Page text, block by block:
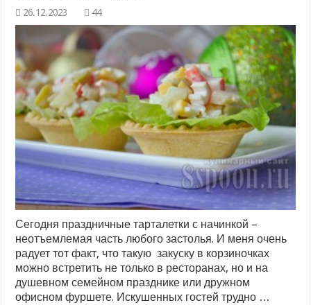
44
Сегодня праздничные тарталетки с начинкой –
неотъемлемая часть любого застолья. И меня очень
радует тот факт, что такую закуску в корзиночках
можно встретить не только в ресторанах, но и на
душевном семейном празднике или дружном
офисном фуршете. Искушенных гостей трудно …